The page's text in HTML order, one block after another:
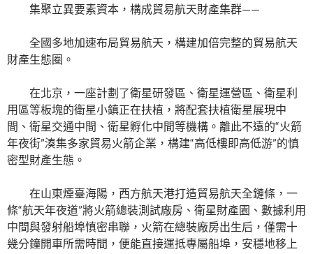
集聚立異要素資本，構成貿易航天財產集群——
全國多地加速布局貿易航天，構建加倍完整的貿易航天
財產生態圈。
在北京，一座計劃了衛星研發區、衛星運營區、衛星利
用區等板塊的衛星小鎮正在扶植，將配套扶植衛星展現中
間、衛星交通中間、衛星孵化中間等機構。離此不遠的“火箭
年夜街”湊集多家貿易火箭企業，構建“高低樓即高低游”的慎
密型財產生態。
在山東煙臺海陽，西方航天港打造貿易航天全鏈條，一
條“航天年夜道”將火箭總裝測試廠房、衛星財產園、數據利用
中間與發射船埠慎密串聯，火箭在總裝廠房出生后，僅需十
幾分鐘開車所需時間，便能直接運抵專屬船埠，安穩地移上